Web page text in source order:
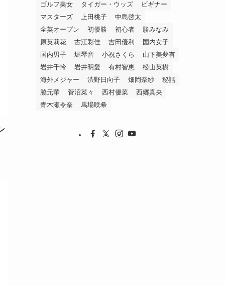
ゴルフ美女
タイガー・ウッズ
ビギナー
マスターズ
上田桃子
中島啓太
全英オープン
初優勝 初心者
勝みなみ
原英莉花
古江彩佳 吉田優利
国内女子
国内男子
堀琴音 小祝さくら
山下美夢有
岩井千怜
岩井明愛 有村智恵
松山英樹
海外メジャー
渋野日向子 畑岡奈紗
秘話
脇元華
菅沼菜々 西村優菜
西郷真央
青木瀬令奈
馬場咲希